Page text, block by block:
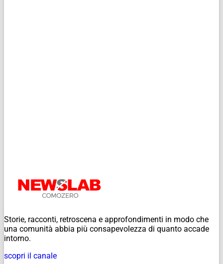
Storie, racconti, retroscena e approfondimenti in modo che
una comunità abbia più consapevolezza di quanto accade
intorno.
scopri il canale